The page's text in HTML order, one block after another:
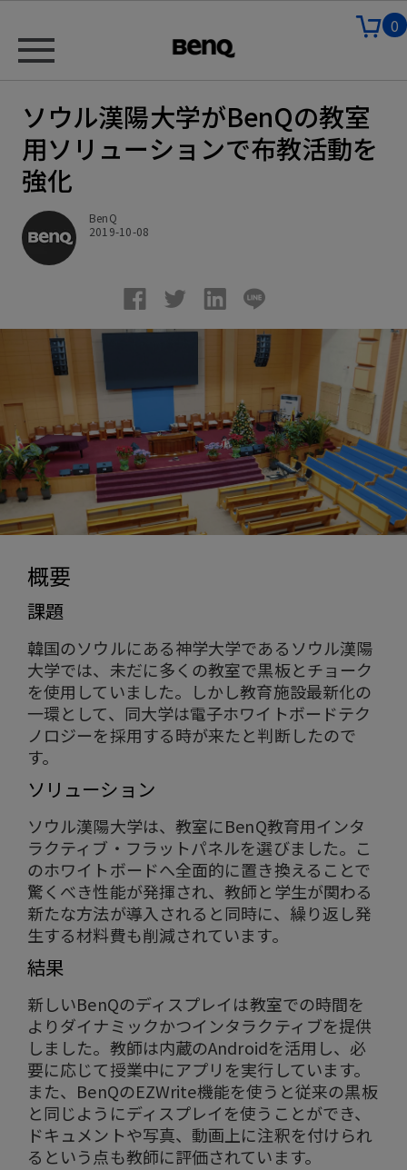
0
ソウル漢陽大学がBenQの教室
用ソリューションで布教活動を
強化
BenQ
2019-10-08
概要
課題
韓国のソウルにある神学大学であるソウル漢陽
大学では、未だに多くの教室で黒板とチョーク
を使用していました。しかし教育施設最新化の
一環として、同大学は電子ホワイトボードテク
ノロジーを採用する時が来たと判断したので
す。
ソリューション
ソウル漢陽大学は、教室にBenQ教育用インタ
ラクティブ・フラットパネルを選びました。こ
のホワイトボードへ全面的に置き換えることで
驚くべき性能が発揮され、教師と学生が関わる
新たな方法が導入されると同時に、繰り返し発
生する材料費も削減されています。
結果
新しいBenQのディスプレイは教室での時間を
よりダイナミックかつインタラクティブを提供
しました。教師は内蔵のAndroidを活用し、必
要に応じて授業中にアプリを実行しています。
また、BenQのEZWrite機能を使うと従来の黒板
と同じようにディスプレイを使うことができ、
ドキュメントや写真、動画上に注釈を付けられ
るという点も教師に評価されています。